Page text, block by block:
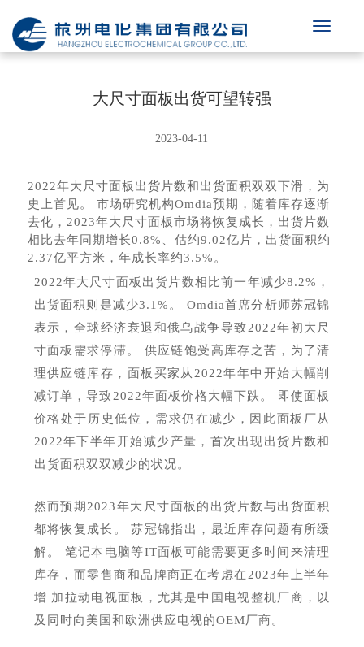
大尺寸面板出货可望转强
2023-04-11
2022年大尺寸面板出货片数和出货面积双双下滑，为
史上首见。 市场研究机构Omdia预期，随着库存逐渐
去化，2023年大尺寸面板市场将恢复成长，出货片数
相比去年同期增长0.8%、估约9.02亿片，出货面积约
2.37亿平方米，年成长率约3.5%。
2022年大尺寸面板出货片数相比前一年减少8.2%，
出货面积则是减少3.1%。 Omdia首席分析师苏冠锦
表示，全球经济衰退和俄乌战争导致2022年初大尺
寸面板需求停滞。 供应链饱受高库存之苦，为了清
理供应链库存，面板买家从2022年年中开始大幅削
减订单，导致2022年面板价格大幅下跌。 即使面板
价格处于历史低位，需求仍在减少，因此面板厂从
2022年下半年开始减少产量，首次出现出货片数和
出货面积双双减少的状况。
然而预期 2023年大尺寸面板的出货片数与出货面积
都将恢复成长。 苏冠锦指出，最近库存问题有所缓
解。 笔记本电脑等IT面板可能需要更多时间来清理
库存，而零售商和品牌商正在考虑在2023年上半年
增 加拉动电视面板，尤其是中国电视整机厂商，以
及同时向美国和欧洲供应电视的OEM厂商。